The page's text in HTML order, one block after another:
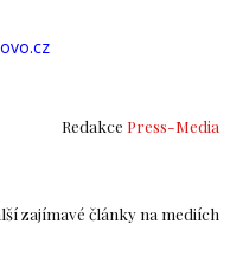
Redakce Press-Media
zajímavé články na mediích